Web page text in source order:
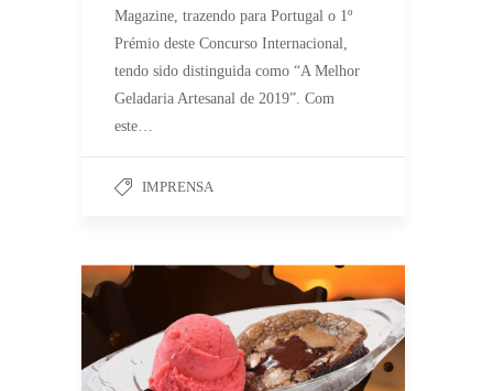
Magazine, trazendo para Portugal o 1º
Prémio deste Concurso Internacional,
tendo sido distinguida como “A Melhor
Geladaria Artesanal de 2019”. Com
este…
IMPRENSA